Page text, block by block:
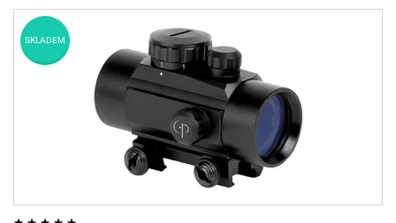
STŘELIVO
PŘÍSLUŠENSTVÍ
DETEKTORY KOVŮ
SKLADEM